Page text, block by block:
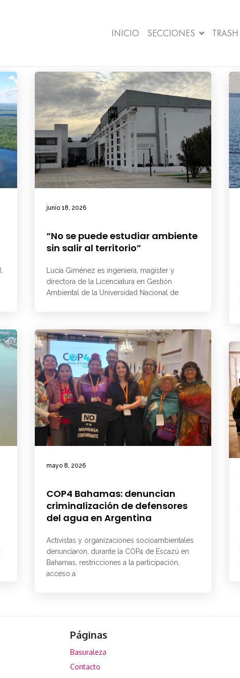
INICIO SECCIONES TRASH
junio 18, 2026
“No se puede estudiar ambiente
sin salir al territorio”
Lucía Giménez es ingeniera, magíster y
directora de la Licenciatura en Gestión
Ambiental de la Universidad Nacional de
mayo 8, 2026
COP4 Bahamas: denuncian
criminalización de defensores
del agua en Argentina
Activistas y organizaciones socioambientales
denunciaron, durante la COP4 de Escazú en
Bahamas, restricciones a la participación,
acceso a
Páginas
Basuraleza
Contacto